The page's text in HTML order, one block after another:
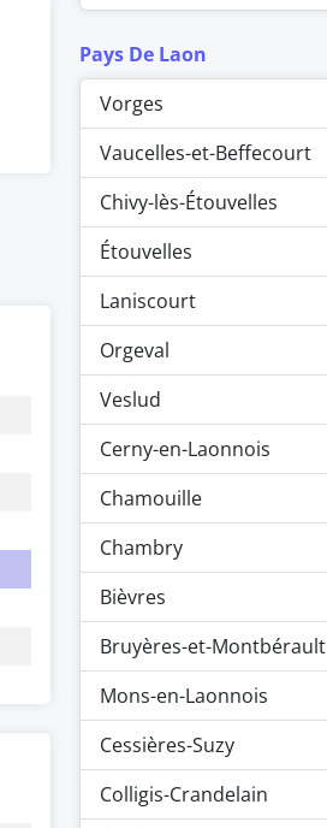
Pays De Laon
Vorges
Vaucelles-et-Beffecourt
Chivy-lès-Étouvelles
Étouvelles
Laniscourt
Orgeval
Veslud
Cerny-en-Laonnois
Chamouille
Chambry
Bièvres
Bruyères-et-Montbérault
Mons-en-Laonnois
Cessières-Suzy
Colligis-Crandelain